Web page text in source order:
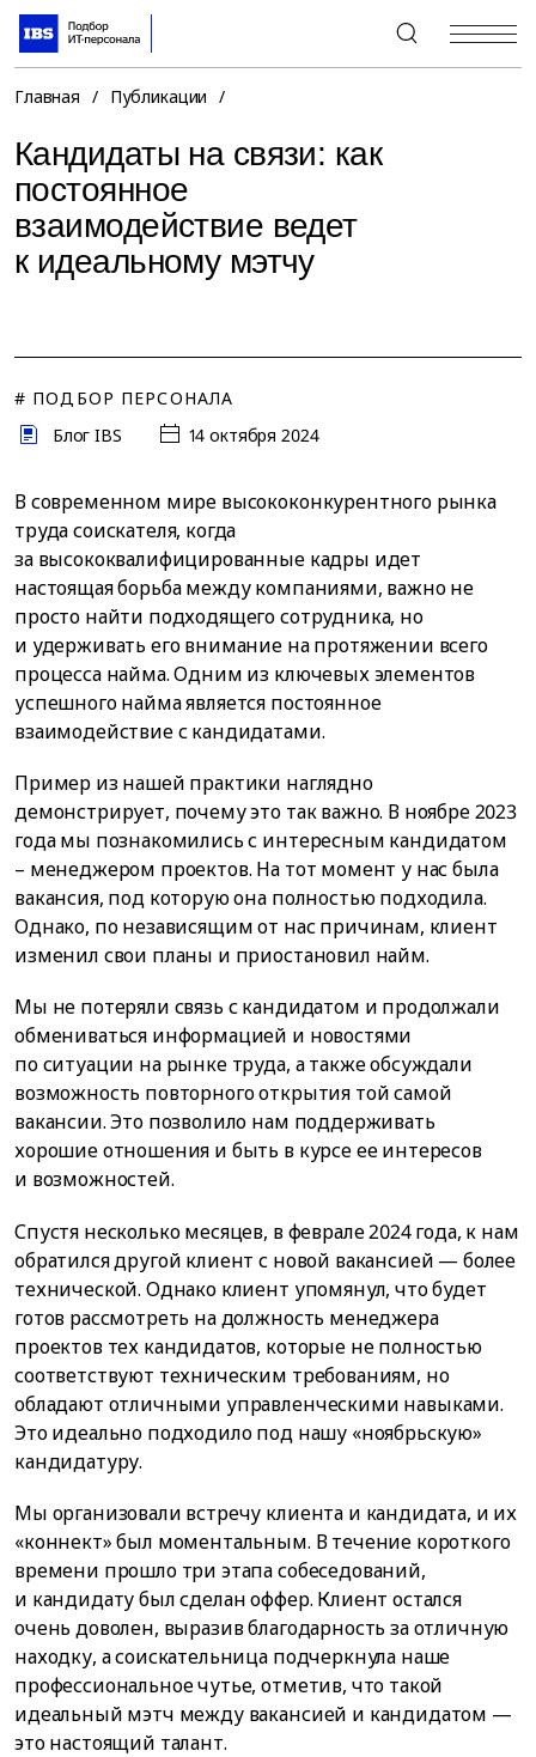
+7 (495) 967-80-80
Главная / Публикации /
Кандидаты на связи: как
постоянное
взаимодействие ведет
к идеальному мэтчу
# ПОДБОР ПЕРСОНАЛА
Блог IBS
14 октября 2024
В современном мире высококонкурентного рынка
труда соискателя, когда
за высококвалифицированные кадры идет
настоящая борьба между компаниями, важно не
просто найти подходящего сотрудника, но
и удерживать его внимание на протяжении всего
процесса найма. Одним из ключевых элементов
успешного найма является постоянное
взаимодействие с кандидатами.
Пример из нашей практики наглядно
демонстрирует, почему это так важно. В ноябре 2023
года мы познакомились с интересным кандидатом
– менеджером проектов. На тот момент у нас была
вакансия, под которую она полностью подходила.
Однако, по независящим от нас причинам, клиент
изменил свои планы и приостановил найм.
Мы не потеряли связь с кандидатом и продолжали
обмениваться информацией и новостями
по ситуации на рынке труда, а также обсуждали
возможность повторного открытия той самой
вакансии. Это позволило нам поддерживать
хорошие отношения и быть в курсе ее интересов
и возможностей.
Спустя несколько месяцев, в феврале 2024 года, к нам
обратился другой клиент с новой вакансией — более
технической. Однако клиент упомянул, что будет
готов рассмотреть на должность менеджера
проектов тех кандидатов, которые не полностью
соответствуют техническим требованиям, но
обладают отличными управленческими навыками.
Это идеально подходило под нашу «ноябрьскую»
кандидатуру.
Мы организовали встречу клиента и кандидата, и их
«коннект» был моментальным. В течение короткого
времени прошло три этапа собеседований,
и кандидату был сделан оффер. Клиент остался
очень доволен, выразив благодарность за отличную
находку, а соискательница подчеркнула наше
профессиональное чутье, отметив, что такой
идеальный мэтч между вакансией и кандидатом —
это настоящий талант.